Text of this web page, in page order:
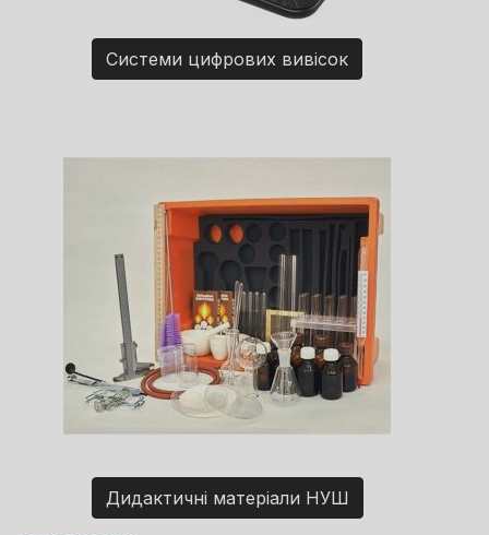
Системи цифрових вивісок
Дидактичні матеріали НУШ